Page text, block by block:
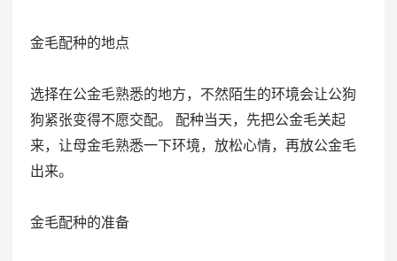
金毛配种的地点
选择在公金毛熟悉的地方，不然陌生的环境会让公狗
狗紧张变得不愿交配。 配种当天，先把公金毛关起
来，让母金毛熟悉一下环境，放松心情，再放公金毛
出来。
金毛配种的准备